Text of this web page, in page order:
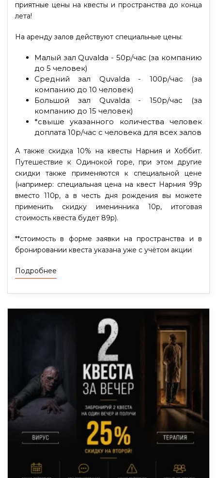
приятные цены на квесты и пространства до конца
лета!
На аренду залов действуют специальные цены:
Малый зал Quvalda - 50р/час (за компанию
до 5 человек)
Средний зал Quvalda - 100р/час (за
компанию до 10 человек)
Большой зал Quvalda - 150р/час (за
компанию до 15 человек)
*свыше указанного количества человек
доплата 10р/час с человека для всех залов
А также скидка 10% на квесты Нарния и Хоббит.
Путешествие к Одинокой горе, при этом другие
скидки также применяются к специальной цене
(например: специальная цена на квест Нарния 99р
вместо 110р, а в честь дня рождения вы можете
применить скидку именинника 10р, итоговая
стоимость квеста будет 89р).
**стоимость в форме заявки на пространства и в
бронировании квеста указана уже с учётом акции
Подробнее